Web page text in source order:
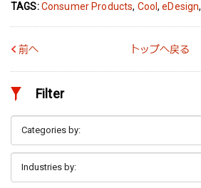
TAGS:Consumer Products, Cool,eDesign,
前へ トップへ戻る
Filter